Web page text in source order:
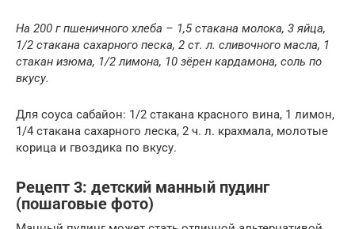
На 200 г пшеничного хлеба – 1,5 стакана молока, 3 яйца,
1/2 стакана сахарного песка, 2 ст. л. сливочного масла, 1
стакан изюма, 1/2 лимона, 10 зёрен кардамона, соль по
вкусу.
Для соуса сабайон: 1/2 стакана красного вина, 1 лимон,
1/4 стакана сахарного леска, 2 ч. л. крахмала, молотые
корица и гвоздика по вкусу.
Рецепт 3: детский манный пудинг
(пошаговые фото)